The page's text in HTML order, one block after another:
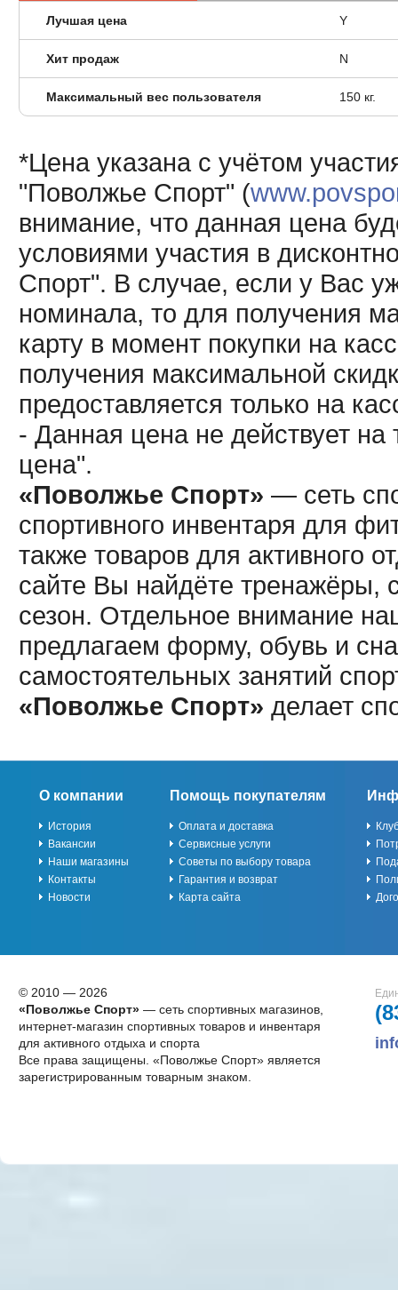
Лучшая цена Y
Хит продаж N
Максимальный вес пользователя 150 кг.
*Цена указана с учётом
"Поволжье Спорт" (
внимание, что данная цена
условиями участия в
Спорт". В случае, если у Вас
номинала, то для получения
карту в момент покупки на
получения максимальной
предоставляется только на
- Данная цена не действует
цена".
«Поволжье Спорт» — сеть
спортивного инвентаря для
также товаров для активного
сайте Вы найдёте тренажёры,
сезон. Отдельное внимание
предлагаем форму, обувь и
самостоятельных занятий
«Поволжье Спорт» делает
О компании
История
Вакансии
Наши магазины
Контакты
Новости
Помощь покупателям
Оплата и доставка
Сервисные услуги
Советы по выбору товара
Гарантия и возврат
Карта сайта
© 2010 — 2026
«Поволжье Спорт»— сеть спортивных магазинов,
интернет-магазин спортивных товаров и инвентаря
для активного отдыха и спорта
Все права защищены. «Поволжье Спорт» является
зарегистрированным товарным знаком.